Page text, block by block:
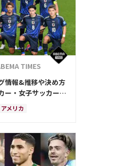
TIMES
情報&推移や決め方
ー・女子サッカーの
アメリカ
チン カタール
イツ スペイン
スイス